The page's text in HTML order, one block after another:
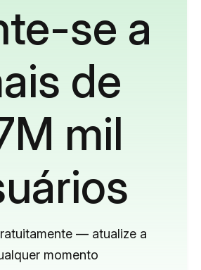
se a
de
mil
— atualize a
momento